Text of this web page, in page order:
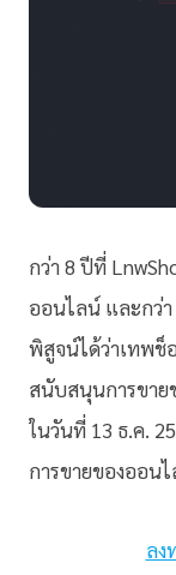
กว่า 8 ปีที่
ออนไลน์ และกว่า
พิสูจน์ได้ว่าเทพช็
สนับสนุนการขาย
ในวันที่ 13 ธ.ค.
การขายของออน
ลง